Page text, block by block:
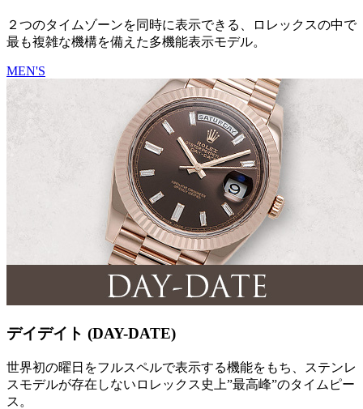
２つのタイムゾーンを同時に表示できる、ロレックスの中で
最も複雑な機構を備えた多機能表示モデル。
MEN'S
デイデイト (DAY-DATE)
世界初の曜日をフルスペルで表示する機能をもち、ステンレ
スモデルが存在しないロレックス史上”最高峰”のタイムピー
ス。